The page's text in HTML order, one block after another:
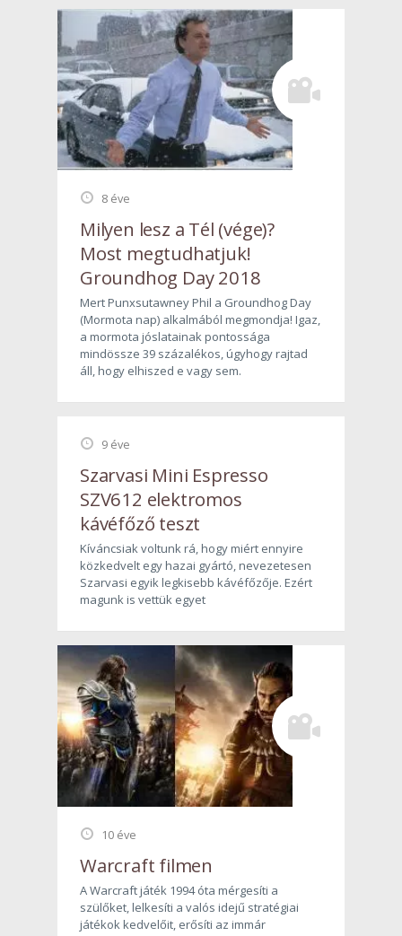
8 éve
Milyen lesz a Tél (vége)?
Most megtudhatjuk!
Groundhog Day 2018
Mert Punxsutawney Phil a Groundhog Day
(Mormota nap) alkalmából megmondja! Igaz,
a mormota jóslatainak pontossága
mindössze 39 százalékos, úgyhogy rajtad
áll, hogy elhiszed e vagy sem.
9 éve
Szarvasi Mini Espresso
SZV612 elektromos
kávéfőző teszt
Kíváncsiak voltunk rá, hogy miért ennyire
közkedvelt egy hazai gyártó, nevezetesen
Szarvasi egyik legkisebb kávéfőzője. Ezért
magunk is vettük egyet
10 éve
Warcraft filmen
A Warcraft játék 1994 óta mérgesíti a
szülőket, lelkesíti a valós idejű stratégiai
játékok kedvelőit, erősíti az immár